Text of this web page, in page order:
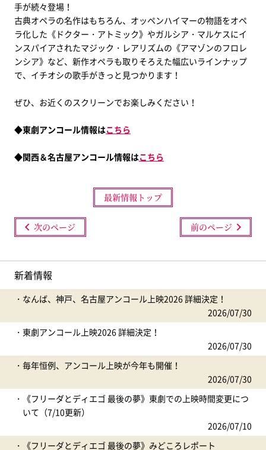
手が続々登場！
古典オペラの名作はもちろん、オッペンハイマーの物語をオペ
ラ化した《ドクター・アトミック》やガルシア・マルケスにイ
ンスパイアされたマジック・レアリズムの《アマゾンのフロレ
ンシア》など、新作オペラも取りそろえた幅広いラインナップ
で、イチオシの歌手がきっと見つかります！
ぜひ、お近くのスクリーンでお楽しみください！
◆東劇アンコール情報はこちら
◆関西＆名古屋アンコール情報はこちら
次のページ
最新情報トップ
前のページ
新着情報
なんば、神戸、名古屋アンコール上映2026 詳細決定！
2026/07/30
東劇アンコール上映2026 詳細決定！
2026/07/30
毎年恒例、アンコール上映が今年も開催！
2026/07/30
《フリーダとディエゴ 最後の夢》東劇での上映時間変更につ
いて（7/10更新）
2026/07/10
《フリーダとディエゴ 最後の夢》みどころレポート